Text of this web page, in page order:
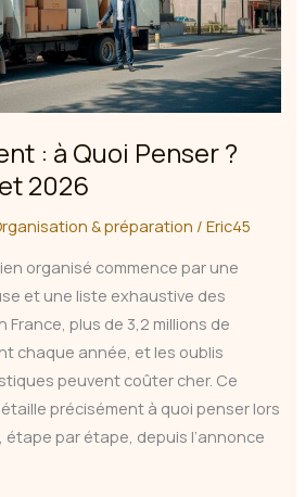
: à Quoi Penser ?
2026
& préparation /Eric45
organisé commence par une
et une liste exhaustive des
France, plus de 3,2 millions de
chaque année, et les oublis
peuvent coûter cher. Ce
précisément à quoi penser lors
étape par étape, depuis l’annonce